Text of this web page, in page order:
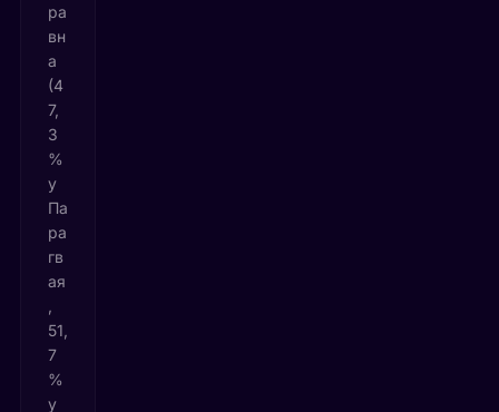
ра
вн
а
(4
7,
3
%
у
Па
ра
гв
ая
51,
7
%
у